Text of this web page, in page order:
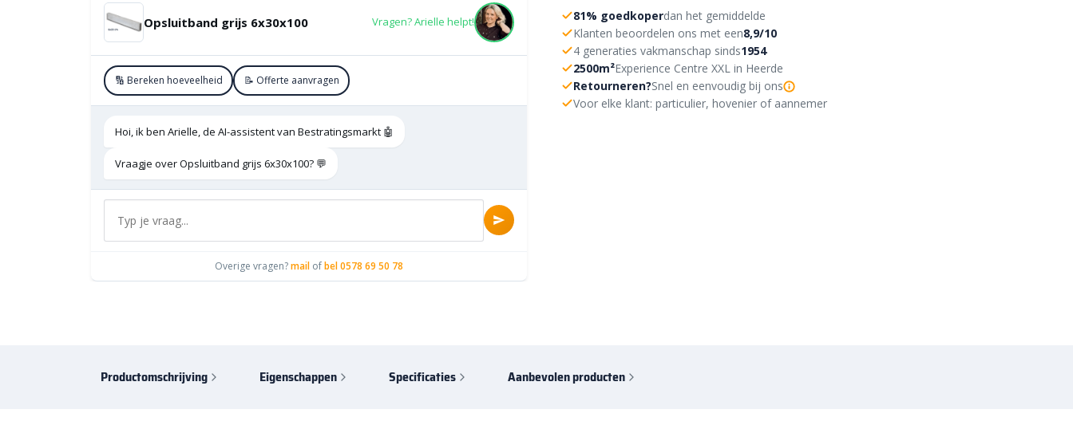
Opsluitband grijs 6x30x100 Vragen? Arielle helpt!
🔢 Bereken hoeveelheid 📝 Offerte aanvragen
Hoi, ik ben Arielle, de AI-assistent van Bestratingsmarkt 🤖
Vraagje over Opsluitband grijs 6x30x100? 💬
Overige vragen?mail ofbel 0578 69 50 78
81% goedkoperdan het gemiddelde
Klanten beoordelen ons met een8,9/10
4 generaties vakmanschap sinds1954
2500m²Experience Centre XXL in Heerde
Retourneren?Snel en eenvoudig bij ons
Voor elke klant: particulier, hovenier of aannemer
Productomschrijving Eigenschappen Specificaties Aanbevolen producten